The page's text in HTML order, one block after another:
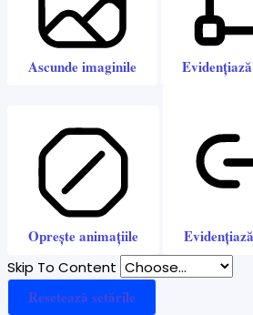
Ascunde imaginile
Oprește animațiile
Skip To Content
Resetează setările